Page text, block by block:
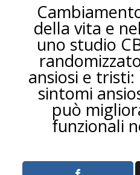
della vita e
uno studio
ansiosi e
sintomi
può
funzionali